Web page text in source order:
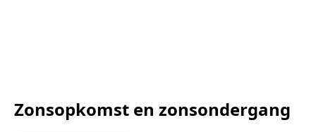
Zonsopkomst en zonsondergang